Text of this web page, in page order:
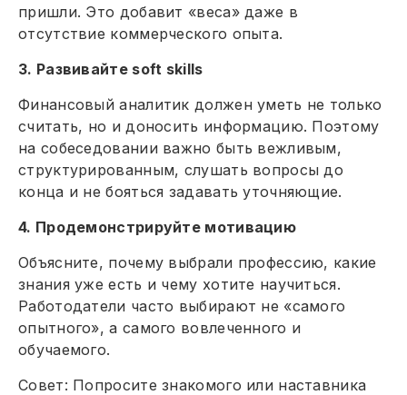
пришли. Это добавит «веса» даже в
отсутствие коммерческого опыта.
3. Развивайте soft skills
Финансовый аналитик должен уметь не только
считать, но и доносить информацию. Поэтому
на собеседовании важно быть вежливым,
структурированным, слушать вопросы до
конца и не бояться задавать уточняющие.
4. Продемонстрируйте мотивацию
Объясните, почему выбрали профессию, какие
знания уже есть и чему хотите научиться.
Работодатели часто выбирают не «самого
опытного», а самого вовлеченного и
обучаемого.
Совет: Попросите знакомого или наставника